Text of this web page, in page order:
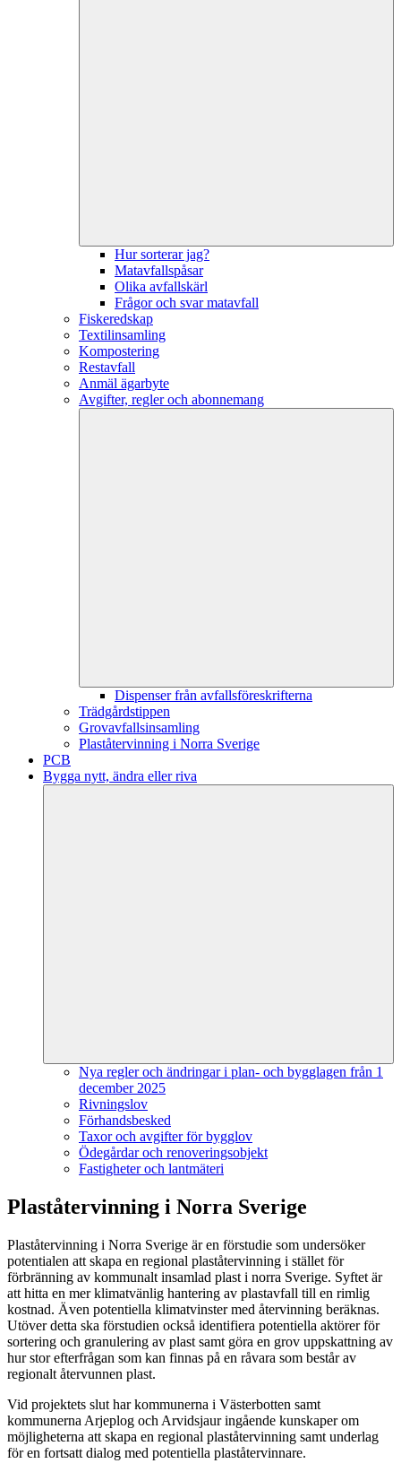
Hur sorterar jag?
Matavfallspåsar
Olika avfallskärl
Frågor och svar matavfall
Fiskeredskap
Textilinsamling
Kompostering
Restavfall
Anmäl ägarbyte
Avgifter, regler och abonnemang
Dispenser från avfallsföreskrifterna
Trädgårdstippen
Grovavfallsinsamling
Plaståtervinning i Norra Sverige
PCB
Bygga nytt, ändra eller riva
Nya regler och ändringar i plan- och bygglagen från 1
december 2025
Rivningslov
Förhandsbesked
Taxor och avgifter för bygglov
Ödegårdar och renoveringsobjekt
Fastigheter och lantmäteri
Plaståtervinning i Norra Sverige
Plaståtervinning i Norra Sverige är en förstudie som undersöker
potentialen att skapa en regional plaståtervinning i stället för
förbränning av kommunalt insamlad plast i norra Sverige. Syftet är
att hitta en mer klimatvänlig hantering av plastavfall till en rimlig
kostnad. Även potentiella klimatvinster med återvinning beräknas.
Utöver detta ska förstudien också identifiera potentiella aktörer för
sortering och granulering av plast samt göra en grov uppskattning av
hur stor efterfrågan som kan finnas på en råvara som består av
regionalt återvunnen plast.
Vid projektets slut har kommunerna i Västerbotten samt
kommunerna Arjeplog och Arvidsjaur ingående kunskaper om
möjligheterna att skapa en regional plaståtervinning samt underlag
för en fortsatt dialog med potentiella plaståtervinnare.